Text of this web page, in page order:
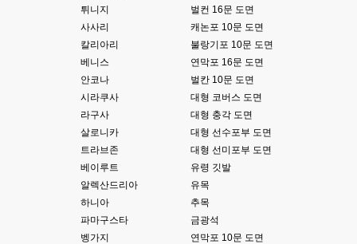
튀니지
벌컨 16문 도면
사사리
캐논포 10문 도면
칼리아리
불랑기포 10문 도면
베니스
연막포 16문 도면
안코나
벌칸 10문 도면
시라쿠사
대형 코버스 도면
라구사
대형 충각 도면
살로니카
대형 선수포부 도면
트라브존
대형 선미포부 도면
베이루트
유령 깃발
알렉산드리아
유목
하니아
추목
파마구스타
금광석
벵가지
연막포 10문 도면
채팅치믄 바로 반영 정상 ㅋ
접속자는 ip당 1명인가 보네요. 다른 브로우저로 접속해도 3명인거보면